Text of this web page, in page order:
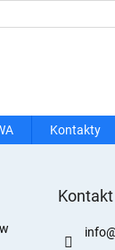
PŁATNOŚCI
Kontakty
Kontakt
info